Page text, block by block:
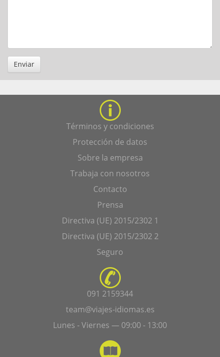
Enviar
Términos y condiciones
Protección de datos
Sobre la empresa
Trabaja con nosotros
Contacto
Prensa
Directiva (UE) 2015/2302 1
Directiva (UE) 2015/2302 2
Seguro
091 2159344
team@viajes-idiomas.es
Lunes - Viernes — 09:00 - 13:00